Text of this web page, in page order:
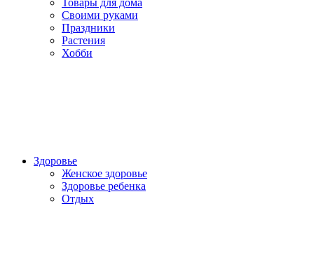
Товары для дома
Своими руками
Праздники
Растения
Хобби
Здоровье
Женское здоровье
Здоровье ребенка
Отдых